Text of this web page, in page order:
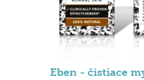
Eben - čistiace